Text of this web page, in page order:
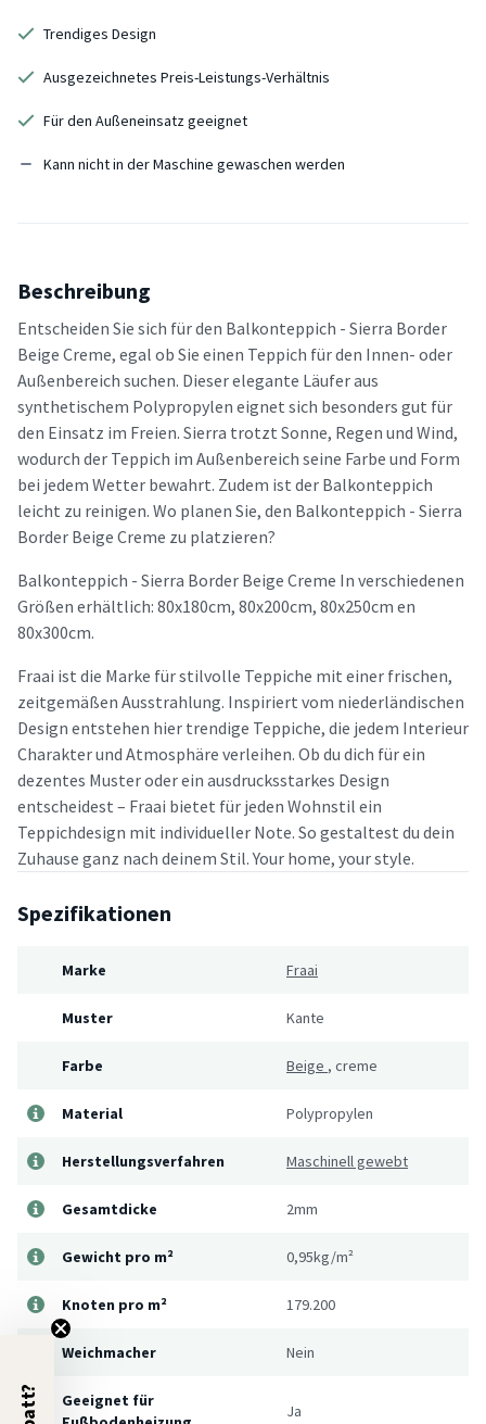
Trendiges Design
Ausgezeichnetes Preis-Leistungs-Verhältnis
Für den Außeneinsatz geeignet
Kann nicht in der Maschine gewaschen werden
Beschreibung
Entscheiden Sie sich für den Balkonteppich - Sierra Border
Beige Creme, egal ob Sie einen Teppich für den Innen- oder
Außenbereich suchen. Dieser elegante Läufer aus
synthetischem Polypropylen eignet sich besonders gut für
den Einsatz im Freien. Sierra trotzt Sonne, Regen und Wind,
wodurch der Teppich im Außenbereich seine Farbe und Form
bei jedem Wetter bewahrt. Zudem ist der Balkonteppich
leicht zu reinigen. Wo planen Sie, den Balkonteppich - Sierra
Border Beige Creme zu platzieren?
Balkonteppich - Sierra Border Beige Creme In verschiedenen
Größen erhältlich: 80x180cm, 80x200cm, 80x250cm en
80x300cm.
Fraai ist die Marke für stilvolle Teppiche mit einer frischen,
zeitgemäßen Ausstrahlung. Inspiriert vom niederländischen
Design entstehen hier trendige Teppiche, die jedem Interieur
Charakter und Atmosphäre verleihen. Ob du dich für ein
dezentes Muster oder ein ausdrucksstarkes Design
entscheidest – Fraai bietet für jeden Wohnstil ein
Teppichdesign mit individueller Note. So gestaltest du dein
Zuhause ganz nach deinem Stil. Your home, your style.
Spezifikationen
Marke Fraai
Muster Kante
Farbe Beige , creme
Material Polypropylen
Herstellungsverfahren Maschinell gewebt
Gesamtdicke 2mm
Gewicht pro m² 0,95kg/m²
Knoten pro m² 179.200
Weichmacher Nein
Geeignet für
Ja